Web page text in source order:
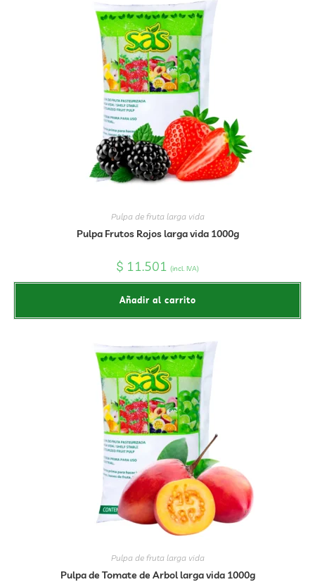
Pulpa de fruta larga vida
Pulpa Frutos Rojos larga vida 1000g
$ 11.501 (incl. IVA)
Añadir al carrito
Pulpa de fruta larga vida
Pulpa de Tomate de Arbol larga vida 1000g